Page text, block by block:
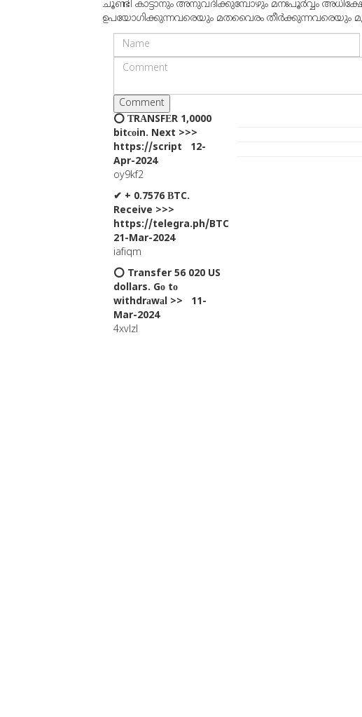
ചൂണ്ടി കാട്ടാനും അനുവദിക്കുമ്പോഴും മനഃപൂര്‍വ്വം
ഉപയോഗിക്കുന്നവരെയും മതവൈരം തീര്‍ക്കുന്നവരെയും
⭕ ТRАNSFЕR 1,0000
bitсоin. Next >>>
https://script 12-
Apr-2024
oy9kf2
✔ + 0.7576 ВTC.
Receive >>>
https://telegra.ph/BTC
21-Mar-2024
iafiqm
⭕ Transfer 56 020 US
dollars. Gо tо
withdrаwаl >> 11-
Mar-2024
4xvlzl